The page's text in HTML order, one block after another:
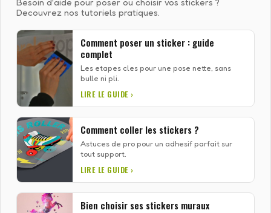
Besoin d'aide pour poser ou choisir vos stickers ?
Decouvrez nos tutoriels pratiques.
Comment poser un sticker : guide
complet
Les etapes cles pour une pose nette, sans
bulle ni pli.
LIRE LE GUIDE ›
Comment coller les stickers ?
Astuces de pro pour un adhesif parfait sur
tout support.
LIRE LE GUIDE ›
Bien choisir ses stickers muraux